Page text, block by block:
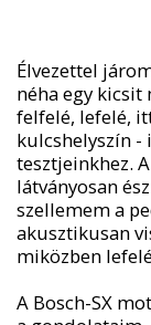
Élvezettel
néha egy
felfelé, lefelé,
kulcshelyszín
tesztjeinkhez.
látványosan
szellemem a
akusztikusan
miközben
A Bosch-SX